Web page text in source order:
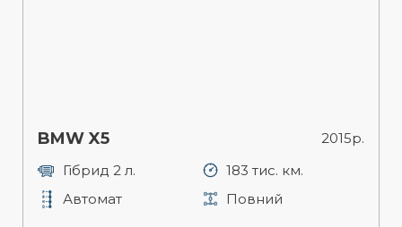
BMW X5
2015р.
Гібрид 2 л.
183 тис. км.
Автомат
Повний